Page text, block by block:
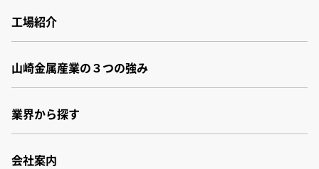
非鉄金属素材
非鉄金属加工
アルミスラブ材
その他
工場紹介
群馬工場
福井工場
小松事業所
山崎金属産業の３つの強み
業界から探す
会社案内